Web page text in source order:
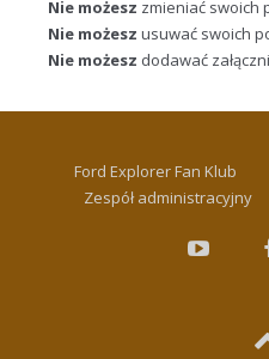
Nie możesz zmieniać swoich
Nie możesz usuwać swoich
Nie możesz dodawać
Ford Explorer Fan Klub
Zespół administracyjny